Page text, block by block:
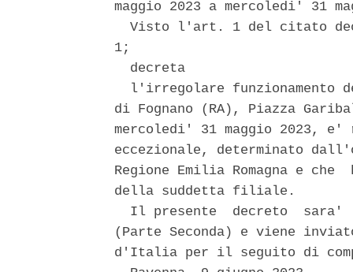
maggio 2023 a mercoledi' 31
Visto l'art. 1 del citato
1;
  decreta
l'irregolare funzionamento
di Fognano (RA), Piazza
mercoledi' 31 maggio 2023,
eccezionale, determinato
Regione Emilia Romagna e
della suddetta filiale.
Il presente  decreto  sara'
(Parte Seconda) e viene
d'Italia per il seguito di